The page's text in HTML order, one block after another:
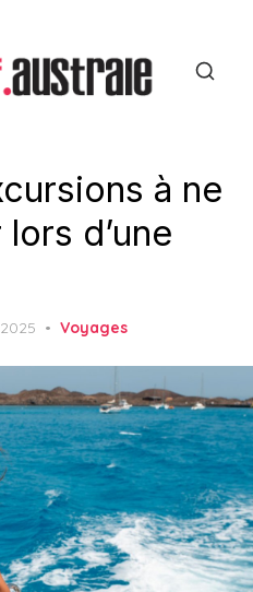
à ne
d’une
Voyages